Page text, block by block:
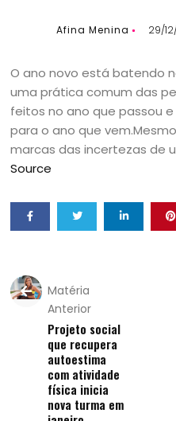
Afina Menina 29/
O ano novo está batendo
uma prática comum das
feitos no ano que passou
para o ano que
marcas das incertezas de
Source
Matéria
Anterior
Projeto social
que recupera
autoestima
com atividade
física inicia
nova turma em